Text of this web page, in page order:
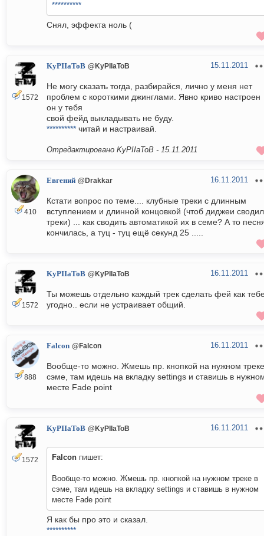
**********
Снял, эффекта ноль (
1572
KyPIIaToB @KyPIIaToB 15.11.2011
Не могу сказать тогда, разбирайся, лично у меня нет
проблем с короткими джинглами. Явно криво настроен
он у тебя
свой фейд выкладывать не буду.
********** читай и настраивай.
Отредактировано KyPIIaToB - 15.11.2011
410
Евгений @Drakkar 16.11.2011
Кстати вопрос по теме.... клубные треки с длинным
вступлением и длинной концовкой (чтоб диджеи
треки) ... как сводить автоматикой их в семе? А то
кончилась, а туц - туц ещё секунд 25 .....
1572
KyPIIaToB @KyPIIaToB 16.11.2011
Ты можешь отдельно каждый трек сделать фей как
угодно.. если не устраивает общий.
888
Falcon @Falcon 16.11.2011
Вообще-то можно. Жмешь пр. кнопкой на нужном
сэме, там идешь на вкладку settings и ставишь в
месте Fade point
1572
KyPIIaToB @KyPIIaToB 16.11.2011
Falcon пишет:
Вообще-то можно. Жмешь пр. кнопкой на нужном треке в
сэме, там идешь на вкладку settings и ставишь в нужном
месте Fade point
Я как бы про это и сказал.
**********